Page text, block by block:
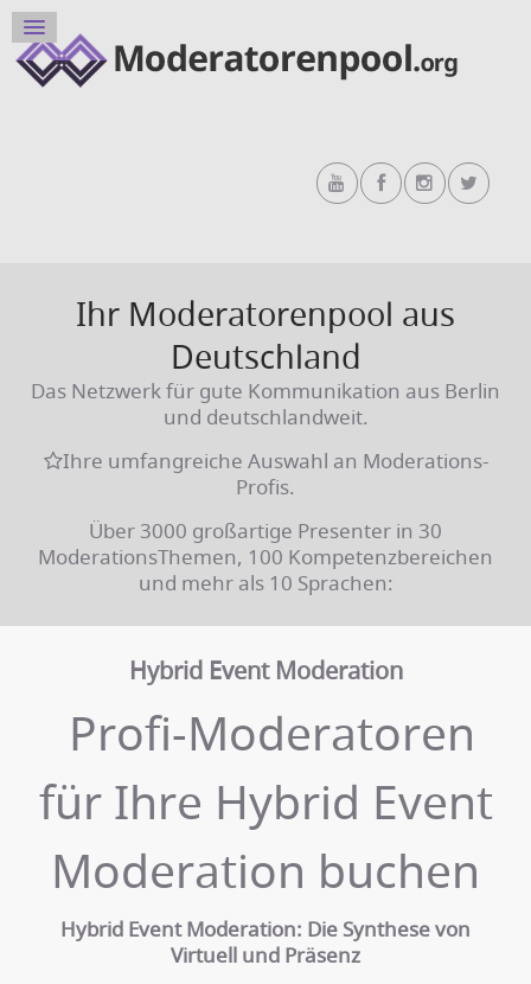
Ihr Moderatorenpool aus
Deutschland
Das Netzwerk für gute Kommunikation aus Berlin
und deutschlandweit.
Ihre umfangreiche Auswahl an Moderations-
Profis.
Über 3000 großartige Presenter in 30
ModerationsThemen, 100 Kompetenzbereichen
und mehr als 10 Sprachen:
Hybrid Event Moderation
Profi-Moderatoren
für Ihre Hybrid Event
Moderation buchen
Hybrid Event Moderation: Die Synthese von
Virtuell und Präsenz